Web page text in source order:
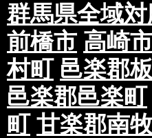
群馬県全域
前橋市 高崎
村町 邑楽郡
邑楽郡邑楽町
町 甘楽郡南